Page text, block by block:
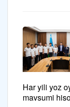
Har yili yoz
mavsumi